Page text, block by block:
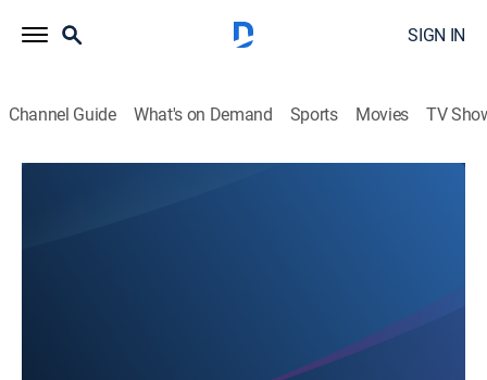
SIGN IN
Channel Guide What's on Demand Sports Movies TV